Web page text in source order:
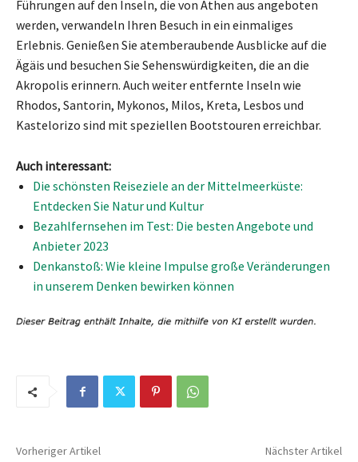
Führungen auf den Inseln, die von Athen aus angeboten
werden, verwandeln Ihren Besuch in ein einmaliges
Erlebnis. Genießen Sie atemberaubende Ausblicke auf die
Ägäis und besuchen Sie Sehenswürdigkeiten, die an die
Akropolis erinnern. Auch weiter entfernte Inseln wie
Rhodos, Santorin, Mykonos, Milos, Kreta, Lesbos und
Kastelorizo sind mit speziellen Bootstouren erreichbar.
Auch interessant:
Die schönsten Reiseziele an der Mittelmeerküste:
Entdecken Sie Natur und Kultur
Bezahlfernsehen im Test: Die besten Angebote und
Anbieter 2023
Denkanstoß: Wie kleine Impulse große Veränderungen
in unserem Denken bewirken können
Vorheriger Artikel Nächster Artikel